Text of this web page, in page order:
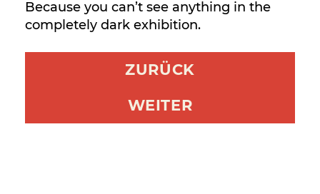
Because you can’t see anything in the
completely dark exhibition.
ZURÜCK
WEITER